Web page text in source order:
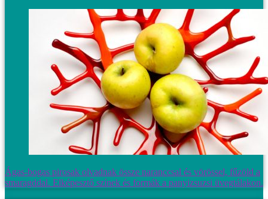
Ágas-bogas pirosak olvadnak össze naranccsal és vörössel, fűzöld a
smaragddal. Elképesztő színek és formák a panyizsuzsi üvegtálakon.